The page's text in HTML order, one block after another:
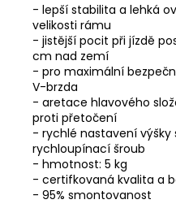
- lepší stabilita a lehká
velikosti rámu
- jistější pocit při jízdě
cm nad zemí
- pro maximální
V-brzda
- aretace hlavového
proti přetočení
- rychlé nastavení
rychloupínací šroub
- hmotnost: 5 kg
- certifkovaná kvalita a
- 95% smontovanost
KOLO
ROCK
MACHINE
CATHERINE
CRB
20-
GLOSS
DARK
BLUE/PINK/SILVER
38